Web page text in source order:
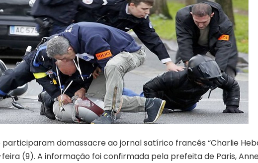
participaram domassacre ao jornal satírico francês “Charlie
(9). A informação foi confirmada pela prefeita de Paris,